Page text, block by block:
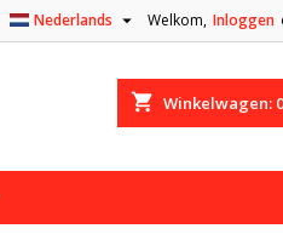
Welkom, Inloggen
Nederlands 
shopping_cart Winkelwagen: 0